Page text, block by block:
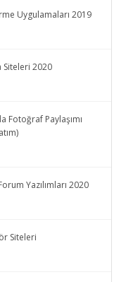
Uygulamaları 2019
Siteleri 2020
Fotoğraf Paylaşımı
Yazılımları 2020
Siteleri